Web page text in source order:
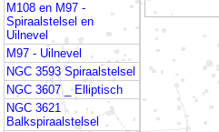
M108 en M97 -
Spiraalstelsel en
Uilnevel
M97 - Uilnevel
NGC 3593 Spiraalstelsel
NGC 3607 _ Elliptisch
NGC 3621
Balkspiraalstelsel